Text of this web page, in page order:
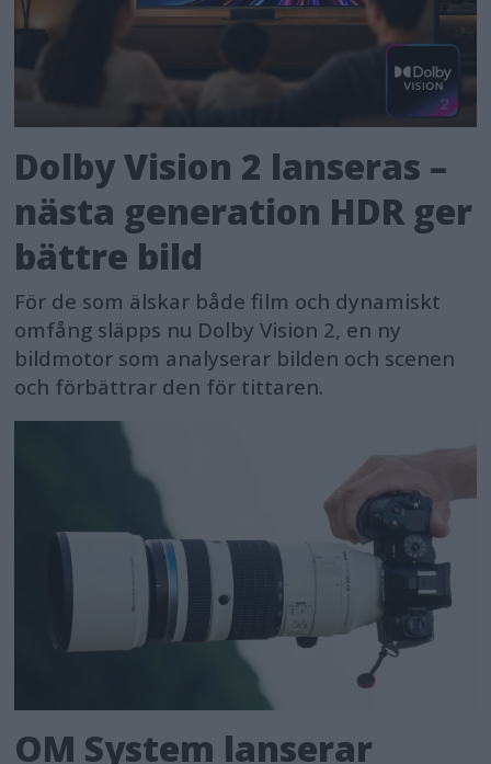
Dolby Vision 2 lanseras –
nästa generation HDR ger
bättre bild
För de som älskar både film och dynamiskt
omfång släpps nu Dolby Vision 2, en ny
bildmotor som analyserar bilden och scenen
och förbättrar den för tittaren.
OM System lanserar